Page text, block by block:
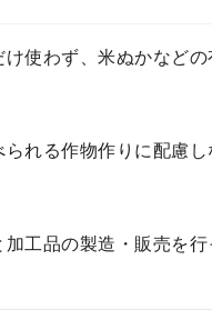
使わず、米ぬかなどの
れる作物作りに配慮
工品の製造・販売を行